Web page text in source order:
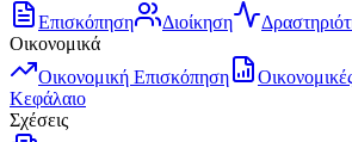
Επισκόπηση
Διοίκηση
Οικονομικά
Οικονομική Επισκόπηση
Κεφάλαιο
Σχέσεις